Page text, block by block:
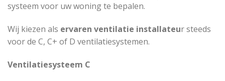
systeem voor uw woning te bepalen.
Wij kiezen als ervaren ventilatie installateur steeds
voor de C, C+ of D ventilatiesystemen.
Ventilatiesysteem C